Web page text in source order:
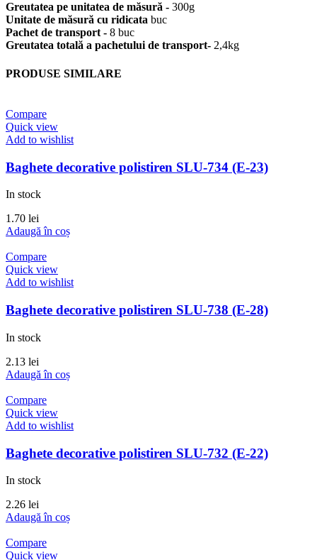
Greutatea pe unitatea de măsură - 300g
Unitate de măsură cu ridicata buc
Pachet de transport - 8 buc
Greutatea totală a pachetului de transport- 2,4kg
PRODUSE SIMILARE
Compare
Quick view
Add to wishlist
Baghete decorative polistiren SLU-734 (E-23)
In stock
1.70 lei
Adaugă în coș
Compare
Quick view
Add to wishlist
Baghete decorative polistiren SLU-738 (E-28)
In stock
2.13 lei
Adaugă în coș
Compare
Quick view
Add to wishlist
Baghete decorative polistiren SLU-732 (E-22)
In stock
2.26 lei
Adaugă în coș
Compare
Quick view